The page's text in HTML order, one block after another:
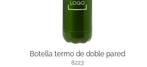
Botella termo de doble pared
8223